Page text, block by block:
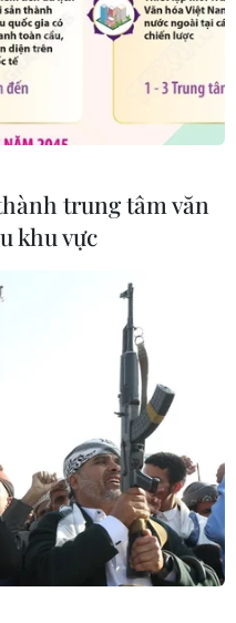
trung tâm văn
khu vực